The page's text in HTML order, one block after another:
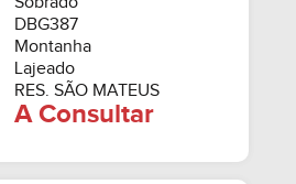
DBG387
Montanha
Lajeado
RES. SÃO MATEUS
A Consultar